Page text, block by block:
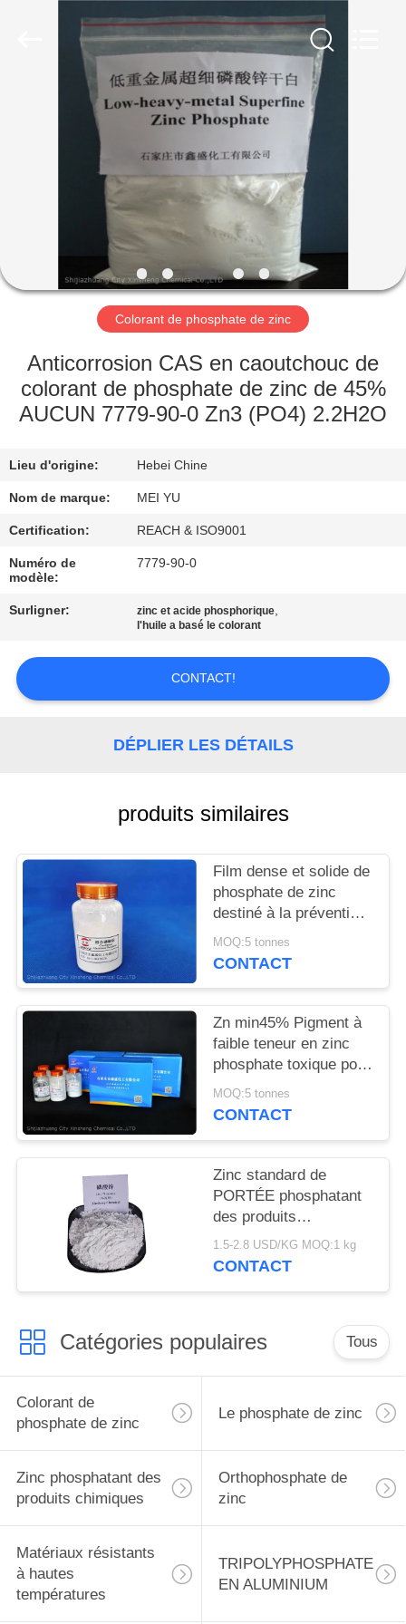
MAISON
PRODUITS
VIDÉOS
PROPOS
DE
NOUS
VISITE
DE
L'USINE
CONTRÔLE
DE
QUALITÉ
DEMANDEZ
UN
DEVIS
DU
SITE
PRIVACY
POLICY
Colorant de phosphate de zinc
Anticorrosion CAS en caoutchouc de
colorant de phosphate de zinc de 45%
AUCUN 7779-90-0 Zn3 (PO4) 2.2H2O
Lieu d'origine: Hebei Chine
Nom de marque: MEI YU
Certification: REACH & ISO9001
Numéro de
modèle:
7779-90-0
Surligner: zinc et acide phosphorique,
l'huile a basé le colorant
CONTACT!
DÉPLIER LES DÉTAILS
produits similaires
Film dense et solide de
phosphate de zinc
destiné à la prévention
de la corrosion des
métaux et au
MOQ:5 tonnes
CONTACT
Zn min45% Pigment à
faible teneur en zinc
phosphate toxique pour
des solutions
anticorrosion
MOQ:5 tonnes
CONTACT
Zinc standard de
PORTÉE phosphatant
des produits
chimiques, inhibiteur
de corrosion de
1.5-2.8 USD/KG MOQ:1 kg
CONTACT
Catégories populaires Tous
Colorant de
phosphate de zinc
Le phosphate de zinc
Zinc phosphatant des
produits chimiques
Orthophosphate de
zinc
Matériaux résistants
à hautes
températures
TRIPOLYPHOSPHATE
EN ALUMINIUM